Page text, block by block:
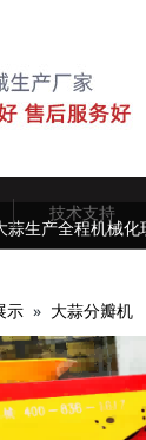
技术支持
蒜生产全程机械
示» 大蒜分瓣机